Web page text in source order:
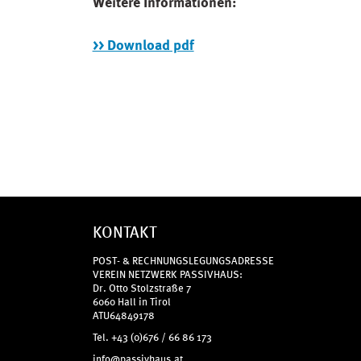
>> Download pdf
KONTAKT
POST- & RECHNUNGSLEGUNGSADRESSE
VEREIN NETZWERK PASSIVHAUS:
Dr. Otto Stolzstraße 7
6060 Hall in Tirol
ATU64849178
Tel. +43 (0)676 / 66 86 173